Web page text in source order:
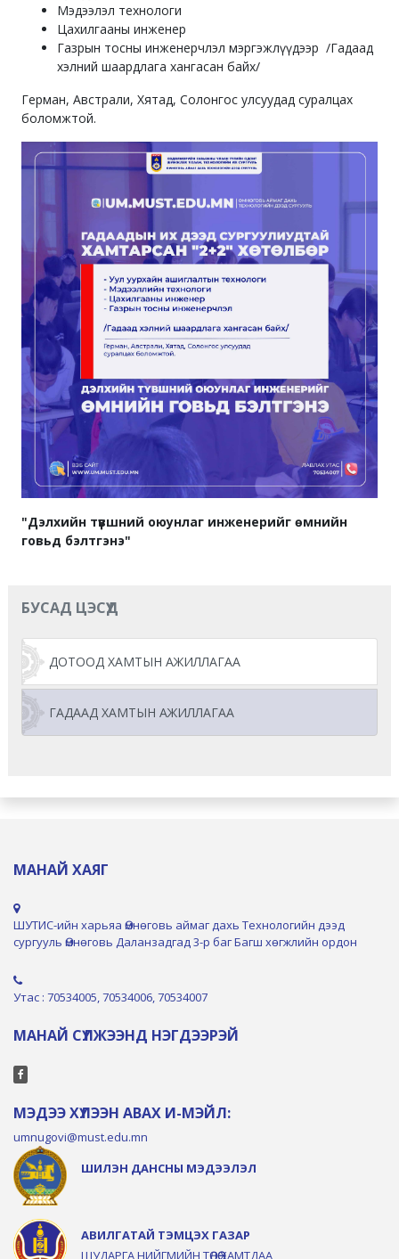
Мэдээлэл технологи
Цахилгааны инженер
Газрын тосны инженерчлэл мэргэжлүүдээр /Гадаад
хэлний шаардлага хангасан байх/
Герман, Австрали, Хятад, Солонгос улсуудад суралцах
боломжтой.
"Дэлхийн түвшний оюунлаг инженерийг өмнийн
говьд бэлтгэнэ"
БУСАД ЦЭСҮҮД
ДОТООД ХАМТЫН АЖИЛЛАГАА
ГАДААД ХАМТЫН АЖИЛЛАГАА
МАНАЙ ХАЯГ
ШУТИС-ийн харьяа Өмнөговь аймаг дахь Технологийн дээд
сургууль Өмнөговь Даланзадгад 3-р баг Багш хөгжлийн ордон
Утас : 70534005, 70534006, 70534007
МАНАЙ СҮЛЖЭЭНД НЭГДЭЭРЭЙ
МЭДЭЭ ХҮЛЭЭН АВАХ И-МЭЙЛ:
umnugovi@must.edu.mn
ШИЛЭН ДАНСНЫ МЭДЭЭЛЭЛ
АВИЛГАТАЙ ТЭМЦЭХ ГАЗАР
ШУДАРГА НИЙГМИЙН ТӨЛӨӨ ХАМТДАА